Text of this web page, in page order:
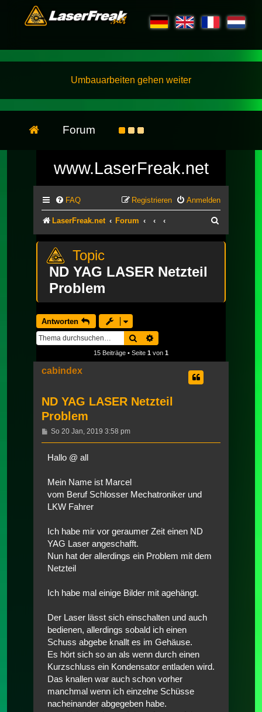
Umbauarbeiten gehen weiter
Forum
www.LaserFreak.net
FAQ Anmelden
Registrieren
LaserFreak.net Forum
ND YAG LASER Netzteil
Problem
Antworten
Suche
15 Beiträge • Seite 1 von 1
cabindex
ND YAG LASER Netzteil
Problem
Beitrag
So 20 Jan, 2019 3:58 pm
Hallo @ all
Mein Name ist Marcel
vom Beruf Schlosser Mechatroniker und
LKW Fahrer
Ich habe mir vor geraumer Zeit einen ND
YAG Laser angeschafft.
Nun hat der allerdings ein Problem mit dem
Netzteil
Ich habe mal einige Bilder mit agehängt.
Der Laser lässt sich einschalten und auch
bedienen, allerdings sobald ich einen
Schuss abgebe knallt es im Gehäuse.
Es hört sich so an als wenn durch einen
Kurzschluss ein Kondensator entladen wird.
Das knallen war auch schon vorher
manchmal wenn ich einzelne Schüsse
nacheinander abgegeben habe.